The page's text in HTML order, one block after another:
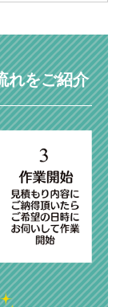
れをご紹介